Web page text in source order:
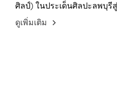
ศิลป์) ในประเด็นศิลปะลพบุรี
ดูเพิ่มเติม